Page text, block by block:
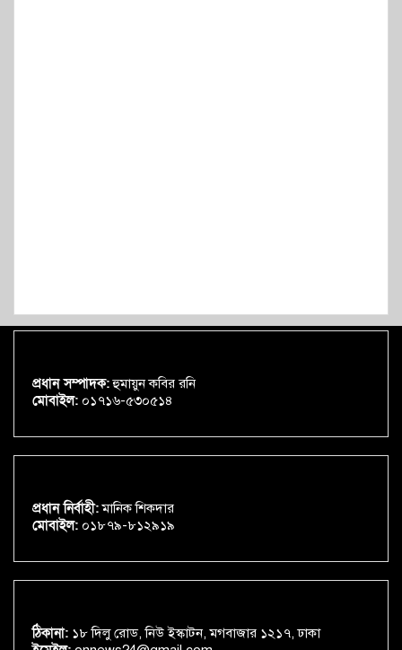
প্রধান সম্পাদক:হুমায়ুন কবির রনি
মোবাইল: ০১৭১৬-৫৩০৫১৪
প্রধান নির্বাহী:মানিক শিকদার
মোবাইল: ০১৮৭৯-৮১২৯১৯
ঠিকানা: ১৮ দিলু রোড, নিউ ইস্কাটন, মগবাজার ১২১৭, ঢাকা